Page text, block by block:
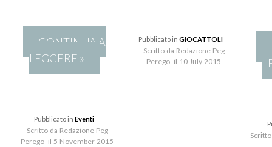
CONTINUA A
LEGGERE »
Pubblicato inEventi
Scritto da Redazione Peg
Perego il 5 November 2015
Pubblicato inGIOCATTOLI
Scritto da Redazione Peg
Perego il 10 July 2015